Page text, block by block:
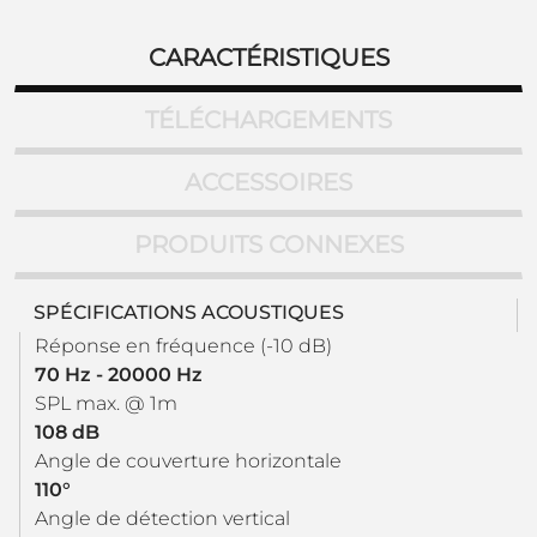
CARACTÉRISTIQUES
TÉLÉCHARGEMENTS
ACCESSOIRES
PRODUITS CONNEXES
SPÉCIFICATIONS ACOUSTIQUES
Réponse en fréquence (-10 dB)
70 Hz - 20000 Hz
SPL max. @ 1m
108 dB
Angle de couverture horizontale
110°
Angle de détection vertical